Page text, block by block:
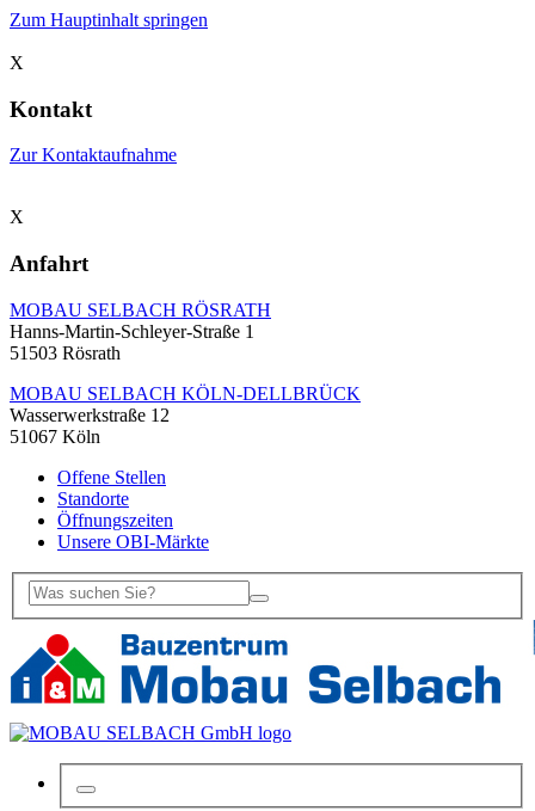
Zum Hauptinhalt springen
X
Kontakt
Zur Kontaktaufnahme
X
Anfahrt
MOBAU SELBACH RÖSRATH
Hanns-Martin-Schleyer-Straße 1
51503 Rösrath
MOBAU SELBACH KÖLN-DELLBRÜCK
Wasserwerkstraße 12
51067 Köln
Offene Stellen
Standorte
Öffnungszeiten
Unsere OBI-Märkte